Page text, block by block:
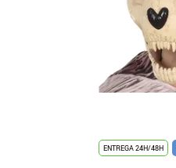
ENTREGA 24H/48H